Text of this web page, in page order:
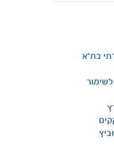
בת"א
לשימור